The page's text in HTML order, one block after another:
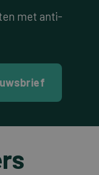
met anti-